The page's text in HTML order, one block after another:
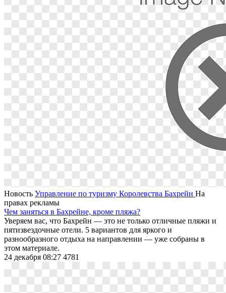
Новость Управление по туризму Королевства Бахрейн На
правах рекламы
Чем заняться в Бахрейне, кроме пляжа?
Уверяем вас, что Бахрейн — это не только отличные пляжи и
пятизвездочные отели. 5 вариантов для яркого и
разнообразного отдыха на направлении — уже собраны в
этом материале.
24 декабря 08:27 4781